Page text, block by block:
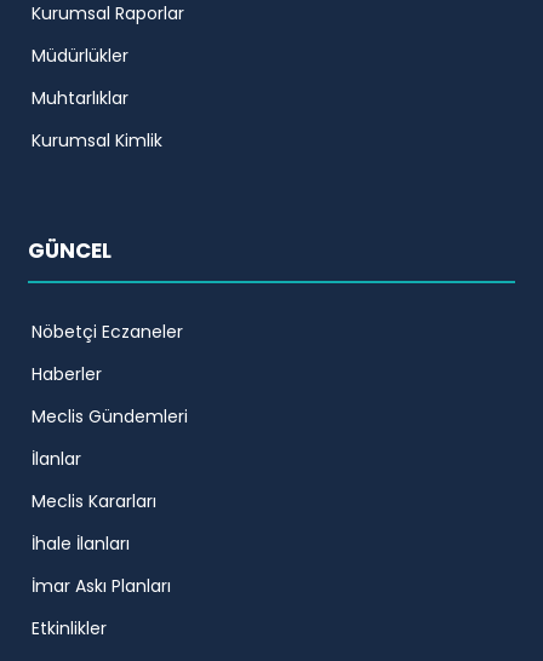
Kurumsal Raporlar
Müdürlükler
Muhtarlıklar
Kurumsal Kimlik
GÜNCEL
Nöbetçi Eczaneler
Haberler
Meclis Gündemleri
İlanlar
Meclis Kararları
İhale İlanları
İmar Askı Planları
Etkinlikler